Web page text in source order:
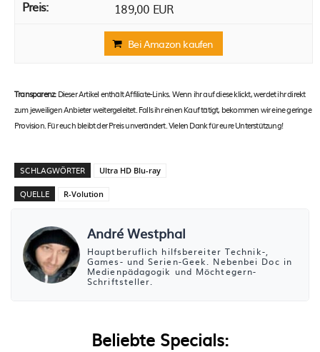
189,00 EUR
Bei Amazon kaufen
Transparenz:Dieser Artikel enthält Affiliate-Links. Wenn ihr auf diese klickt, werdet ihr direkt
zum jeweiligen Anbieter weitergeleitet. Falls ihr einen Kauf tätigt, bekommen wir eine geringe
Provision. Für euch bleibt der Preis unverändert. Vielen Dank für eure Unterstützung!
SCHLAGWÖRTER Ultra HD Blu-ray
QUELLE R-Volution
André Westphal
Hauptberuflich hilfsbereiter Technik-,
Games- und Serien-Geek. Nebenbei Doc in
Medienpädagogik und Möchtegern-
Schriftsteller.
Beliebte Specials: